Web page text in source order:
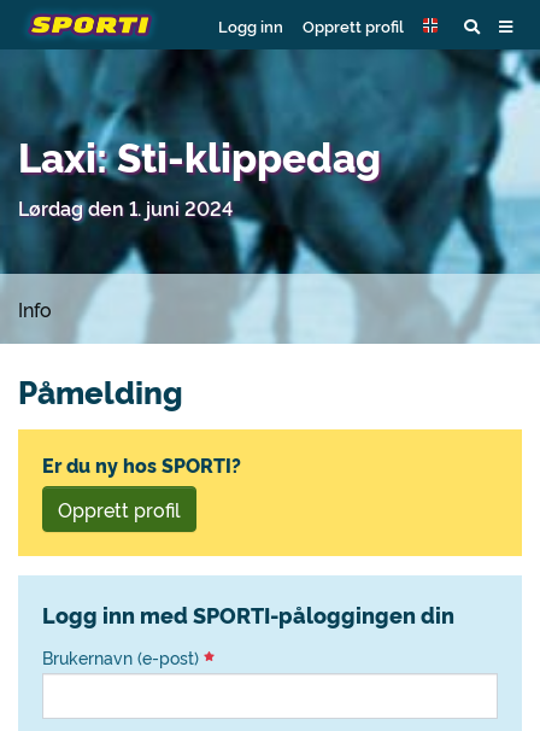
Logg inn Opprett profil
Laxi: Sti-klippedag
Lørdag den 1. juni 2024
Info
Påmelding
Er du ny hos SPORTI?
Opprett profil
Logg inn med SPORTI-påloggingen din
Brukernavn (e-post)